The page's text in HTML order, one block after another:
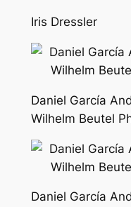
Iris Dressler
Daniel García
Wilhelm Beutel
Daniel García